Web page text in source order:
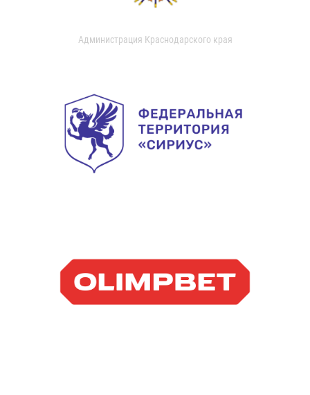
Администрация Краснодарского края